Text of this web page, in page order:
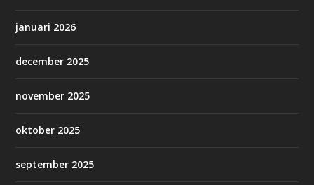
januari 2026
december 2025
november 2025
oktober 2025
september 2025